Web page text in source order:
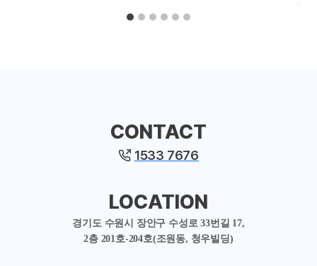
CONTACT
1533 7676
LOCATION
경기도 수원시 장안구 수성로 33번길 17,
2층 201호-204호(조원동, 청우빌딩)